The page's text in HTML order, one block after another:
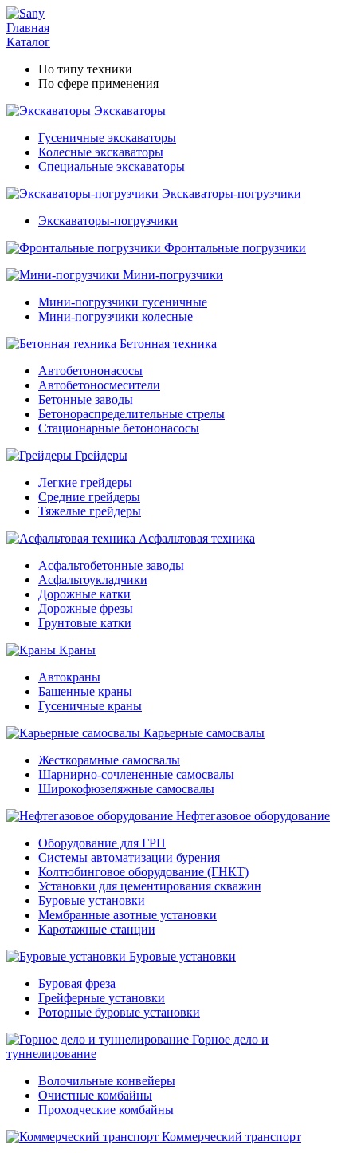
Главная
Каталог
По типу техники
По сфере применения
Экскаваторы
Гусеничные экскаваторы
Колесные экскаваторы
Специальные экскаваторы
Экскаваторы-погрузчики
Экскаваторы-погрузчики
Фронтальные погрузчики
Мини-погрузчики
Мини-погрузчики гусеничные
Мини-погрузчики колесные
Бетонная техника
Автобетононасосы
Автобетоносмесители
Бетонные заводы
Бетонораспределительные стрелы
Стационарные бетононасосы
Грейдеры
Легкие грейдеры
Средние грейдеры
Тяжелые грейдеры
Асфальтовая техника
Асфальтобетонные заводы
Асфальтоукладчики
Дорожные катки
Дорожные фрезы
Грунтовые катки
Краны
Автокраны
Башенные краны
Гусеничные краны
Карьерные самосвалы
Жесткорамные самосвалы
Шарнирно-сочлененные самосвалы
Широкофюзеляжные самосвалы
Нефтегазовое оборудование
Оборудование для ГРП
Системы автоматизации бурения
Колтюбинговое оборудование (ГНКТ)
Установки для цементирования скважин
Буровые установки
Мембранные азотные установки
Каротажные станции
Буровые установки
Буровая фреза
Грейферные установки
Роторные буровые установки
Горное дело и
туннелирование
Волочильные конвейеры
Очистные комбайны
Проходческие комбайны
Коммерческий транспорт